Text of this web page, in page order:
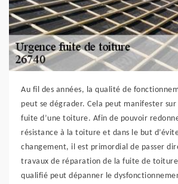
Au fil des années, la qualité de
peut se dégrader. Cela peut manifester sur
fuite d’une toiture. Afin de pouvoir
résistance à la toiture et dans le but
changement, il est primordial de passer
travaux de réparation de la fuite de
qualifié peut dépanner le